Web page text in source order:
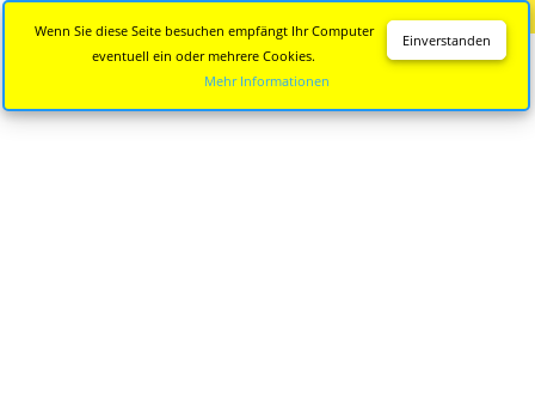
Einverstanden
Wenn Sie diese Seite besuchen empfängt Ihr Computer
eventuell ein oder mehrere Cookies.
Mehr Informationen